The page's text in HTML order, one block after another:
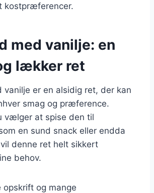
kostpræferencer.
med vanilje: en
lækker ret
vanilje er en alsidig ret, der kan
smag og præference.
vælger at spise den til
en sund snack eller endda
denne ret helt sikkert
behov.
opskrift og mange